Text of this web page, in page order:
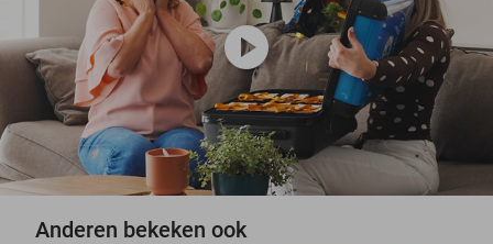
play_circle
Anderen bekeken ook